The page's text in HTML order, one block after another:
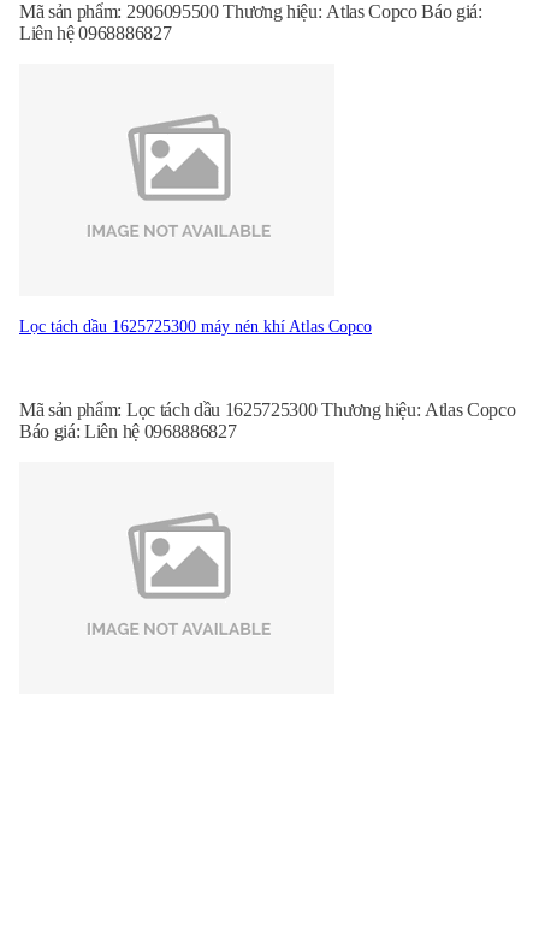
Mã sản phẩm: 2906095500 Thương hiệu: Atlas Copco Báo giá:
Liên hệ 0968886827
Lọc tách dầu 1625725300 máy nén khí Atlas Copco
Mã sản phẩm: Lọc tách dầu 1625725300 Thương hiệu: Atlas Copco
Báo giá: Liên hệ 0968886827